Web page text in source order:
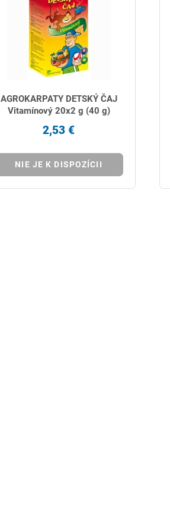
AGROKARPATY DETSKÝ ČAJ
Vitamínový 20x2 g (40 g)
2,53 €
NIE JE K DISPOZÍCII